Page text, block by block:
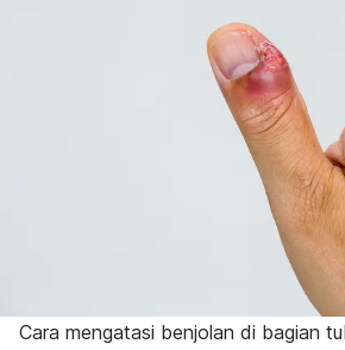
Cara mengatasi benjolan di bagian